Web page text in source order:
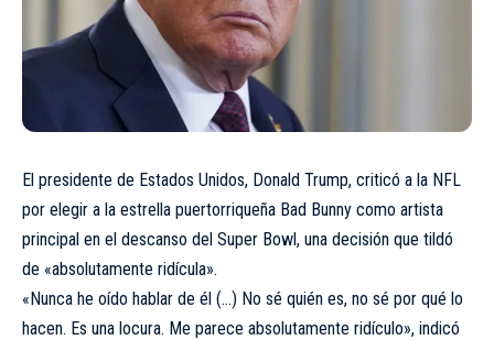
El presidente de Estados Unidos, Donald Trump, criticó a la NFL
por elegir a la estrella puertorriqueña Bad Bunny como artista
principal en el descanso del Super Bowl, una decisión que tildó
de «absolutamente ridícula».
«Nunca he oído hablar de él (…) No sé quién es, no sé por qué lo
hacen. Es una locura. Me parece absolutamente ridículo», indicó